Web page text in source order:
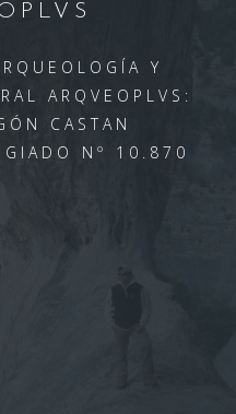
Y
ARQVEOPLVS:
CASTAN
Nº 10.870